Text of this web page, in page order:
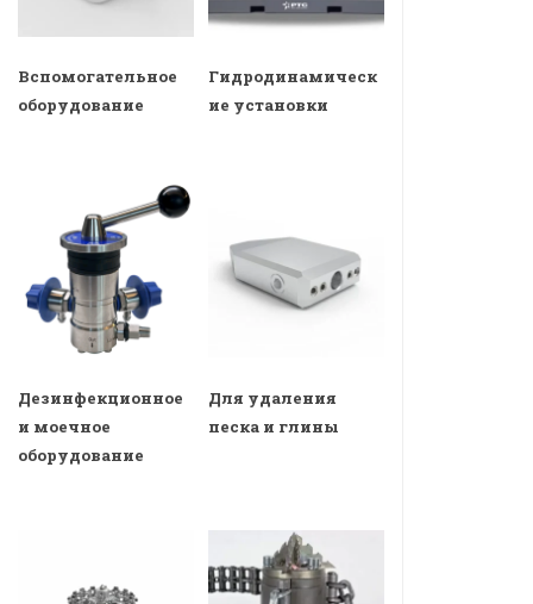
Вспомогательное
оборудование
Гидродинамическ
ие установки
Дезинфекционное
и моечное
оборудование
Для удаления
песка и глины